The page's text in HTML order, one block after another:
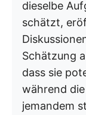
dieselbe
schätzt,
Schätzung
dass sie
während
jemandem